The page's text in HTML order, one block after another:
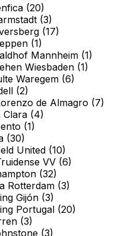
(20)
(3)
(17)
(1)
Mannheim (1)
Wiesbaden (1)
Waregem (6)
(2)
de Almagro (7)
Clara (4)
(1)
(30)
United (10)
VV (6)
(32)
Rotterdam (3)
Gijón (3)
Portugal (20)
(3)
(3)